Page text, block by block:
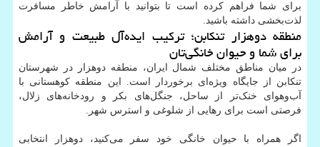
برای شما فراهم کرده است تا بتوانید با آرامش خاطر مسافرت
لذت‌بخشی داشته باشید.
منطقه دوهزار تنکابن؛ ترکیب ایده‌آل طبیعت و آرامش
برای شما و حیوان خانگی‌تان
در میان مناطق مختلف شمال ایران، منطقه دوهزار در شهرستان
تنکابن از جایگاه ویژه‌ای برخوردار است. این منطقه کوهستانی با
آب‌وهوای خنک‌تر از ساحل، جنگل‌های بکر و رودخانه‌های زلال،
فرصتی است برای رهایی از شلوغی و استرس شهر.
اگر همراه با حیوان خانگی خود سفر می‌کنید، دوهزار انتخابی